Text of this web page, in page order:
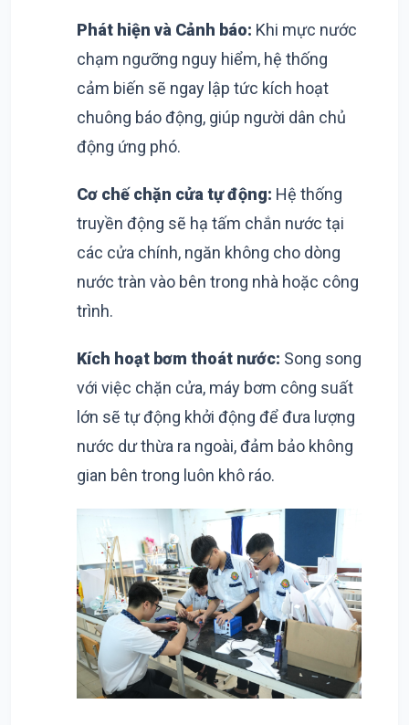
Phát hiện và Cảnh báo: Khi mực nước
chạm ngưỡng nguy hiểm, hệ thống
cảm biến sẽ ngay lập tức kích hoạt
chuông báo động, giúp người dân chủ
động ứng phó.
Cơ chế chặn cửa tự động: Hệ thống
truyền động sẽ hạ tấm chắn nước tại
các cửa chính, ngăn không cho dòng
nước tràn vào bên trong nhà hoặc công
trình.
Kích hoạt bơm thoát nước: Song song
với việc chặn cửa, máy bơm công suất
lớn sẽ tự động khởi động để đưa lượng
nước dư thừa ra ngoài, đảm bảo không
gian bên trong luôn khô ráo.